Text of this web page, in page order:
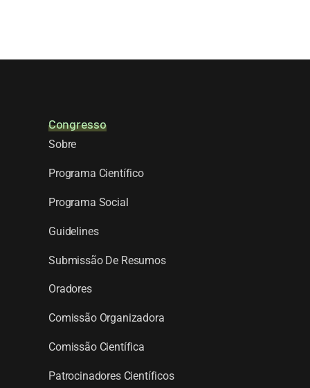
Congresso
Sobre
Programa Científico
Programa Social
Guidelines
Submissão De Resumos
Oradores
Comissão Organizadora
Comissão Científica
Patrocinadores Científicos